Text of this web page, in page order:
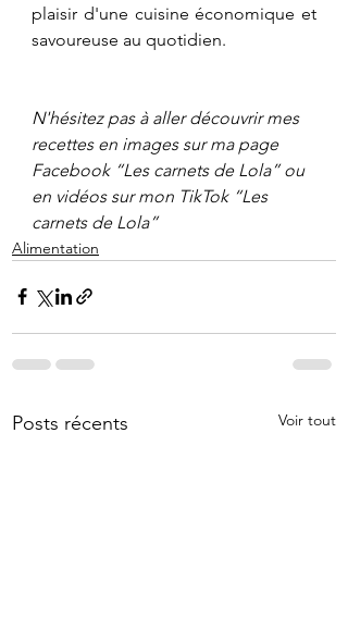
plaisir d'une cuisine économique et
savoureuse au quotidien.
N'hésitez pas à aller découvrir mes
recettes en images sur ma page
Facebook “Les carnets de Lola” ou
en vidéos sur mon TikTok “Les
carnets de Lola”
Alimentation
Posts récents Voir tout